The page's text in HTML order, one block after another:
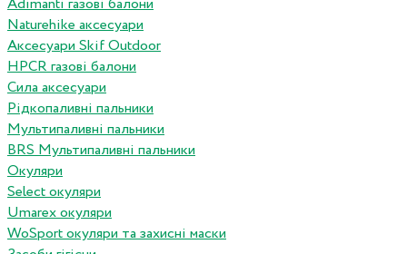
Adimanti газові балони
Naturehike аксесуари
Аксесуари Skif Outdoor
HPCR газові балони
Сила аксесуари
Рідкопаливні пальники
Мультипаливні пальники
BRS Мультипаливні пальники
Окуляри
Select окуляри
Umarex окуляри
WoSport окуляри та захисні маски